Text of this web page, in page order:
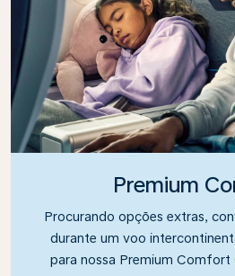
Premium
Procurando opções extras,
durante um voo
para nossa Premium Comfort